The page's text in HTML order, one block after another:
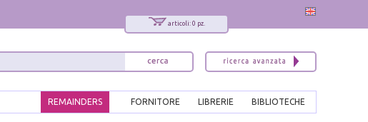
articoli: 0 pz.
BIBLIOTECHE
LIBRERIE
FORNITORE
REMAINDERS